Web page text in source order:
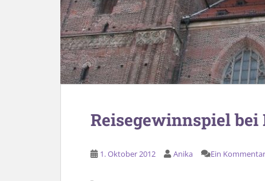
Reisegewinnspiel bei
1. Oktober 2012 Anika Ein Kommentar